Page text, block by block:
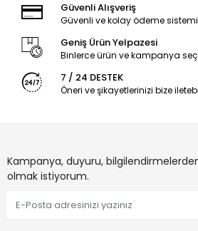
Güvenli Alışveriş
Güvenli ve kolay ödeme sistemi
Geniş Ürün Yelpazesi
Binlerce ürün ve kampanya
7 / 24 DESTEK
Öneri ve şikayetlerinizi bize
Kampanya, duyuru,
olmak istiyorum.